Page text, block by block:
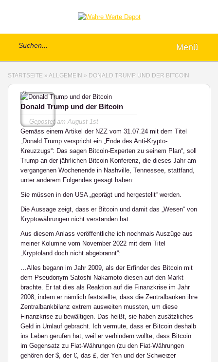
Menü
STARTSEITE » ALLGEMEIN » DONALD TRUMP UND DER BITCOIN
2
Donald Trump und der Bitcoin
Gepostet amAugust 1st
Gemäss einem Artikel der NZZ vom 31.07.24 mit dem Titel
„Donald Trump verspricht ein „Ende des Anti-Krypto-
Kreuzzugs“: Das sagen Bitcoin-Experten zu seinem Plan“, soll
Trump an der jährlichen Bitcoin-Konferenz, die dieses Jahr am
vergangenen Wochenende in Nashville, Tennessee, stattfand,
unter anderem Folgendes gesagt haben:
Sie müssen in den USA „geprägt und hergestellt“ werden.
Die Aussage zeigt, dass er Bitcoin und damit das „Wesen“ von
Kryptowährungen nicht verstanden hat.
Aus diesem Anlass veröffentliche ich nochmals Auszüge aus
meiner Kolumne vom November 2022 mit dem Titel
„Kryptoland doch nicht abgebrannt“:
…Alles begann im Jahr 2009, als der Erfinder des Bitcoin mit
dem Pseudonym Satoshi Nakamoto diesen auf den Markt
brachte. Er tat dies als Reaktion auf die Finanzkrise im Jahr
2008, indem er nämlich feststellte, dass die Zentralbanken ihre
Zentralbankbilanz extrem ausweiten mussten, um diese
Finanzkrise zu bewältigen. Das heißt, sie haben zusätzliches
Geld in Umlauf gebracht. Ich vermute, dass er Bitcoin deshalb
ins Leben gerufen hat, weil er verhindern wollte, dass Bitcoin
im Gegensatz zu Fiat-Währungen (zu den Fiat-Währungen
gehören der $, der €, das £, der Yen und der Schweizer